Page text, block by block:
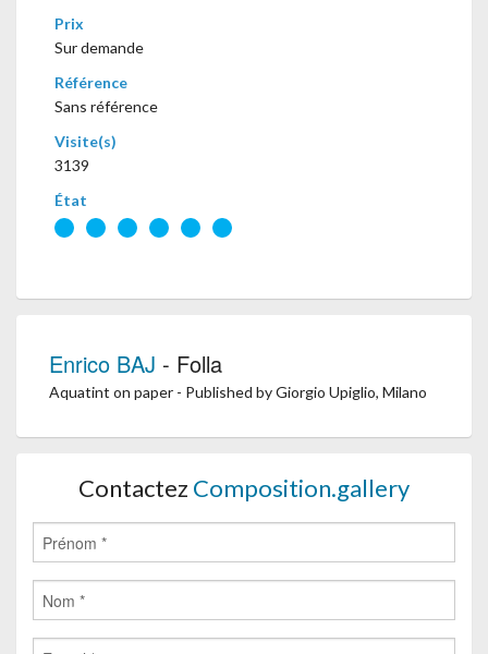
Prix
Sur demande
Référence
Sans référence
Visite(s)
3139
État
Enrico BAJ - Folla
Aquatint on paper - Published by Giorgio Upiglio, Milano
Contactez Composition.gallery